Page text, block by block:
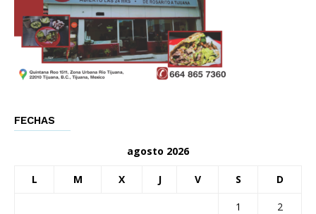
FECHAS
agosto 2026
L M X J V S D
1
2